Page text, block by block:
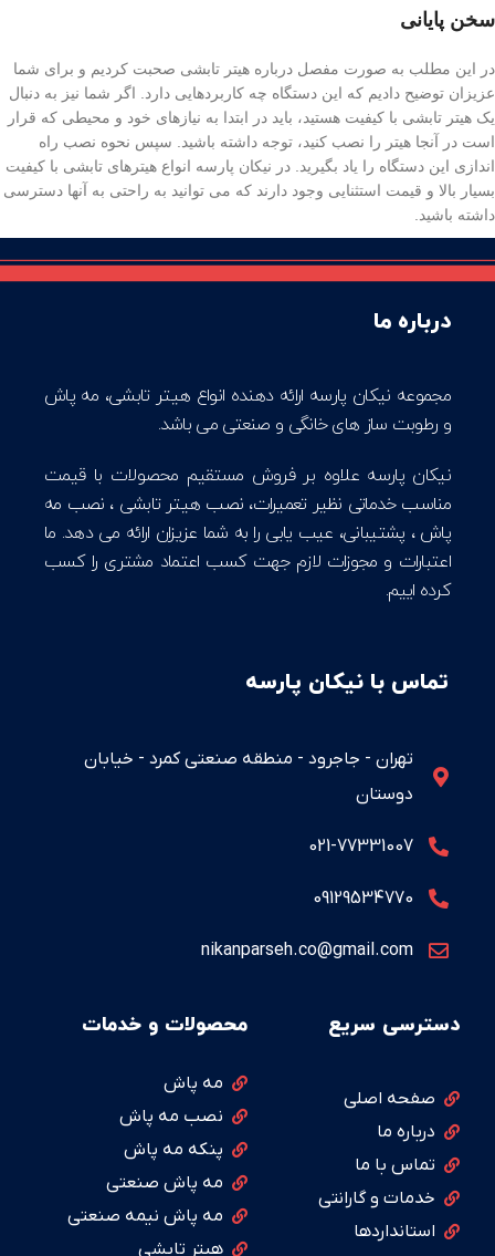
سخن پایانی
در این مطلب به صورت مفصل درباره هیتر تابشی صحبت کردیم و برای شما
عزیزان توضیح دادیم که این دستگاه چه کاربردهایی دارد. اگر شما نیز به دنبال
یک هیتر تابشی با کیفیت هستید، باید در ابتدا به نیازهای خود و محیطی که قرار
است در آنجا هیتر را نصب کنید، توجه داشته باشید. سپس نحوه نصب راه
اندازی این دستگاه را یاد بگیرید. در نیکان پارسه انواع هیترهای تابشی با کیفیت
بسیار بالا و قیمت استثنایی وجود دارند که می توانید به راحتی به آنها دسترسی
داشته باشید.
درباره ما
مجموعه نیکان پارسه ارائه دهنده انواع هیتر تابشی، مه پاش
و رطوبت ساز های خانگی و صنعتی می باشد.
نیکان پارسه علاوه بر فروش مستقیم محصولات با قیمت
مناسب خدماتی نظیر تعمیرات، نصب هیتر تابشی ، نصب مه
پاش ، پشتیبانی، عیب یابی را به شما عزیزان ارائه می دهد. ما
اعتبارات و مجوزات لازم جهت کسب اعتماد مشتری را کسب
کرده اییم.
تماس با نیکان پارسه
تهران - جاجرود - منطقه صنعتی کمرد - خیابان
دوستان
021-77331007
09129534770
nikanparseh.co@gmail.com
دسترسی سریع
صفحه اصلی
درباره ما
تماس با ما
خدمات و گارانتی
استانداردها
محصولات و خدمات
مه پاش
نصب مه پاش
پنکه مه پاش
مه پاش صنعتی
مه پاش نیمه صنعتی
هیتر تابشی